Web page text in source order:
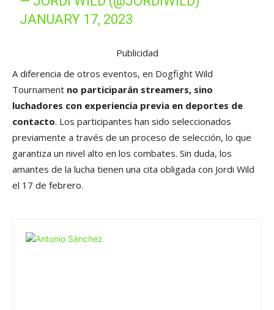
JANUARY 17, 2023
Publicidad
A diferencia de otros eventos, en Dogfight Wild
Tournament no participarán streamers, sino
luchadores con experiencia previa en deportes de
contacto. Los participantes han sido seleccionados
previamente a través de un proceso de selección, lo que
garantiza un nivel alto en los combates. Sin duda, los
amantes de la lucha tienen una cita obligada con Jordi Wild
el 17 de febrero.